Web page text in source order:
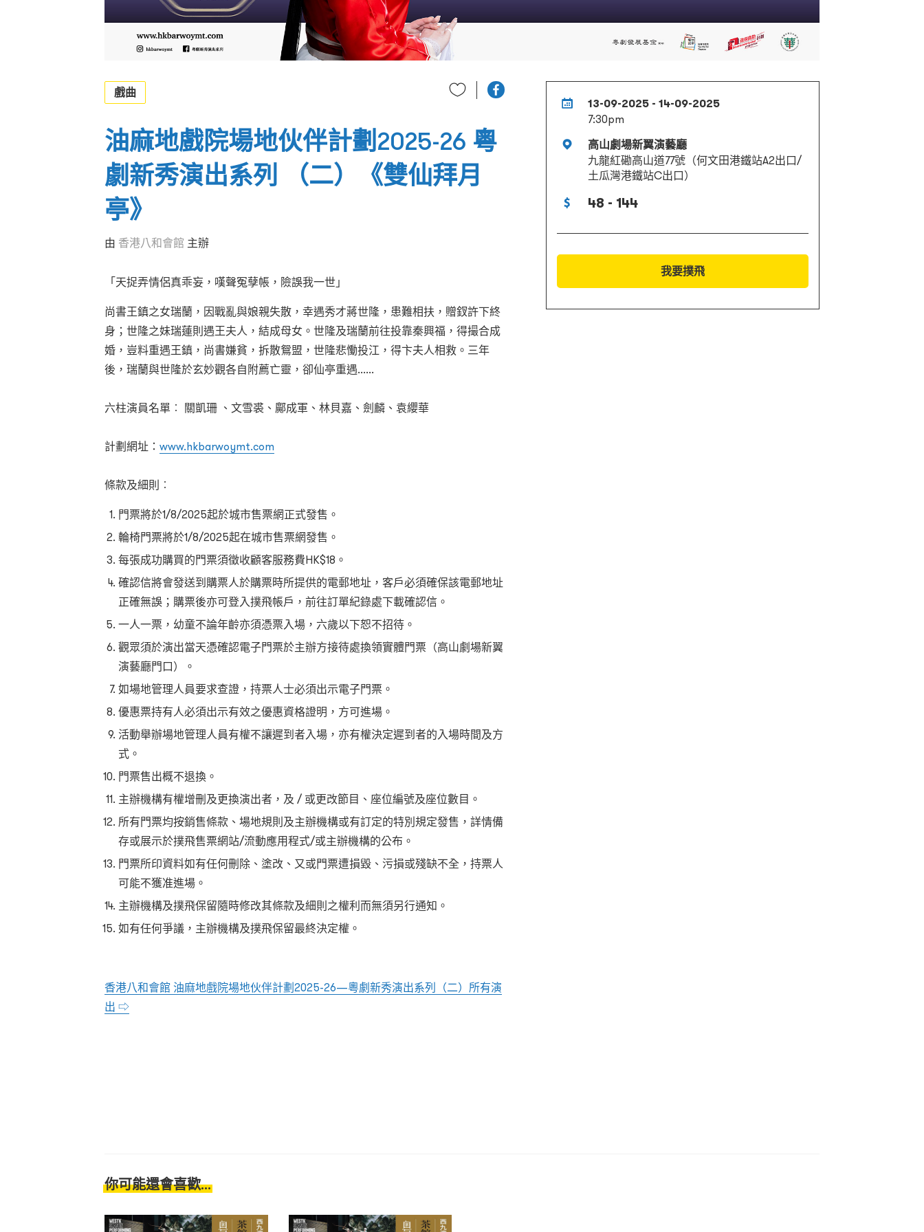
13-09-2025 - 14-09-2025
7:30pm
高山劇場新翼演藝廳
九龍紅磡高山道77號（何文田港鐵站A2出口/
土瓜灣港鐵站C出口）
48 - 144
我要撲飛
戲曲
油麻地戲院場地伙伴計劃2025-26 粵
劇新秀演出系列 （二）《雙仙拜月
亭》
由 香港八和會館 主辦
「天捉弄情侶真乖妄，嘆聲冤孽帳，險誤我一世」
尚書王鎮之女瑞蘭，因戰亂與娘親失散，幸遇秀才蔣世隆，患難相扶，贈釵許下終
身；世隆之妹瑞蓮則遇王夫人，結成母女。世隆及瑞蘭前往投靠秦興福，得撮合成
婚，豈料重遇王鎮，尚書嫌貧，拆散鴛盟，世隆悲慟投江，得卞夫人相救。三年
後，瑞蘭與世隆於玄妙觀各自附薦亡靈，卻仙亭重遇......
六柱演員名單︰ 關凱珊 、文雪裘、鄺成軍、林貝嘉、劍麟、袁纓華
計劃網址： www.hkbarwoymt.com
條款及細則︰
門票將於1/8/2025起於城市售票網正式發售。
輪椅門票將於1/8/2025起在城市售票網發售。
每張成功購買的門票須徵收顧客服務費HK$18。
確認信將會發送到購票人於購票時所提供的電郵地址，客戶必須確保該電郵地址
正確無誤；購票後亦可登入撲飛帳戶，前往訂單紀錄處下載確認信。
一人一票，幼童不論年齡亦須憑票入場，六歲以下恕不招待。
觀眾須於演出當天憑確認電子門票於主辦方接待處換領實體門票（高山劇場新翼
演藝廳門口）。
如場地管理人員要求查證，持票人士必須出示電子門票。
優惠票持有人必須出示有效之優惠資格證明，方可進場。
活動舉辦場地管理人員有權不讓遲到者入場，亦有權決定遲到者的入場時間及方
式。
門票售出概不退換。
主辦機構有權增刪及更換演出者，及 / 或更改節目、座位編號及座位數目。
所有門票均按銷售條款、場地規則及主辦機構或有訂定的特別規定發售，詳情備
存或展示於撲飛售票網站/流動應用程式/或主辦機構的公布。
門票所印資料如有任何刪除、塗改、又或門票遭損毀、污損或殘缺不全，持票人
可能不獲准進場。
主辦機構及撲飛保留隨時修改其條款及細則之權利而無須另行通知。
如有任何爭議，主辦機構及撲飛保留最終決定權。
香港八和會館 油麻地戲院場地伙伴計劃2025-26—粵劇新秀演出系列（二）所有演
出 ⇨
你可能還會喜歡...